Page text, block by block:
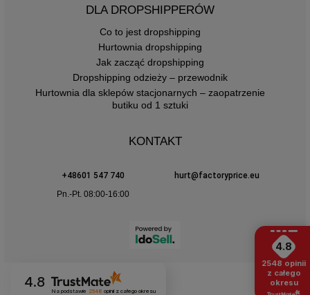
DLA DROPSHIPPERÓW
Co to jest dropshipping
Hurtownia dropshipping
Jak zacząć dropshipping
Dropshipping odzieży – przewodnik
Hurtownia dla sklepów stacjonarnych – zaopatrzenie
butiku od 1 sztuki
KONTAKT
+48601 547 740
hurt@factoryprice.eu
Pn.-Pt. 08:00-16:00
4.8
Na podstawie 2548 opinii z całego okresu
4.8
2548 opinii
z całego
okresu